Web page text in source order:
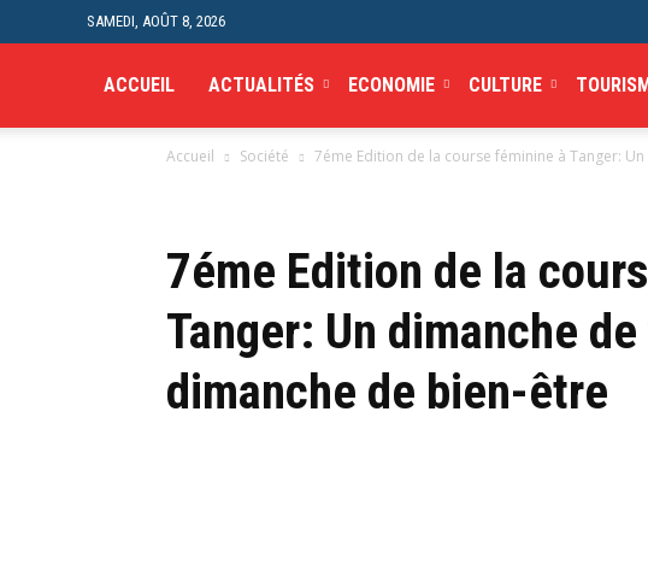
SAMEDI, AOÛT 8, 2026
ACCUEIL ACTUALITÉS ECONOMIE CULTURE
Accueil Société 7éme Edition de la course féminine à Tanger:
7éme Edition de la
Tanger: Un dimanche
dimanche de bien-être